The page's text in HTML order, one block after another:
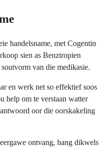
handelsname, met Cogentin
sien as Benztropien
van die medikasie.
en werk net so effektief soos
help om te verstaan watter
oor die oorskakeling
ontvang, hang dikwels